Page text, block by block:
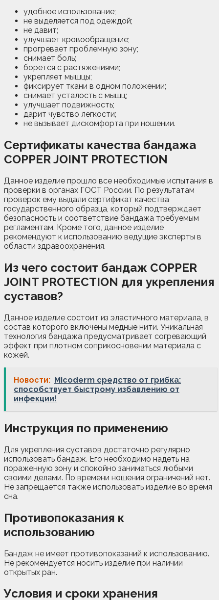
удобное использование;
не выделяется под одеждой;
не давит;
улучшает кровообращение;
прогревает проблемную зону;
снимает боль;
борется с растяжениями;
укрепляет мышцы;
фиксирует ткани в одном положении;
снимает усталость с мышц;
улучшает подвижность;
дарит чувство легкости;
не вызывает дискомфорта при ношении.
Сертификаты качества бандажа
COPPER JOINT PROTECTION
Данное изделие прошло все необходимые испытания в
проверки в органах ГОСТ России. По результатам
проверок ему выдали сертификат качества
государственного образца, который подтверждает
безопасность и соответствие бандажа требуемым
регламентам. Кроме того, данное изделие
рекомендуют к использованию ведущие эксперты в
области здравоохранения.
Из чего состоит бандаж COPPER
JOINT PROTECTION для укрепления
суставов?
Данное изделие состоит из эластичного материала, в
состав которого включены медные нити. Уникальная
технология бандажа предусматривает согревающий
эффект при плотном соприкосновении материала с
кожей.
Новости: Micoderm средство от грибка:
способствует быстрому избавлению от
инфекции!
Инструкция по применению
Для укрепления суставов достаточно регулярно
использовать бандаж. Его необходимо надеть на
пораженную зону и спокойно заниматься любыми
своими делами. По времени ношения ограничений нет.
Не запрещается также использовать изделие во время
сна.
Противопоказания к
использованию
Бандаж не имеет противопоказаний к использованию.
Не рекомендуется носить изделие при наличии
открытых ран.
Условия и сроки хранения